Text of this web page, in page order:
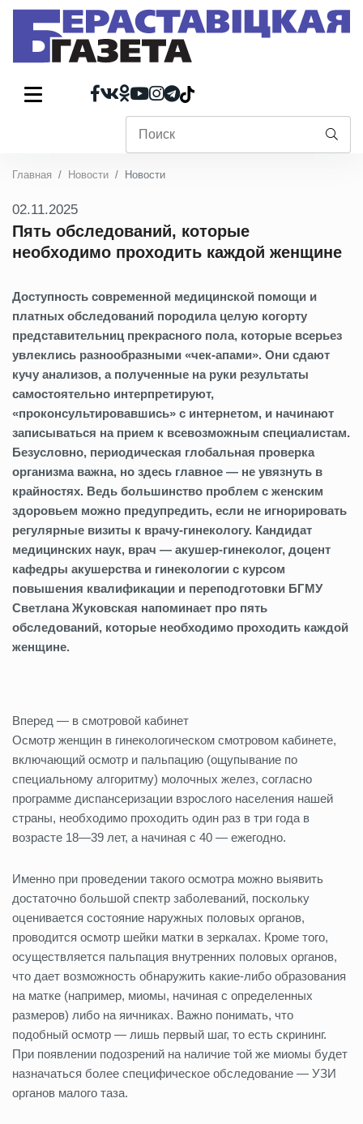
Главная Новости Новости
02.11.2025
Пять обследований, которые
необходимо проходить каждой женщине
Доступность современной медицинской помощи и
платных обследований породила целую когорту
представительниц прекрасного пола, которые всерьез
увлеклись разнообразными «чек-апами». Они сдают
кучу анализов, а полученные на руки результаты
самостоятельно интерпретируют,
«проконсультировавшись» с интернетом, и начинают
записываться на прием к всевозможным специалистам.
Безусловно, периодическая глобальная проверка
организма важна, но здесь главное — не увязнуть в
крайностях. Ведь большинство проблем с женским
здоровьем можно предупредить, если не игнорировать
регулярные визиты к врачу-гинекологу. Кандидат
медицинских наук, врач — акушер-гинеколог, доцент
кафедры акушерства и гинекологии с курсом
повышения квалификации и переподготовки БГМУ
Светлана Жуковская напоминает про пять
обследований, которые необходимо проходить каждой
женщине.
Вперед — в смотровой кабинет
Осмотр женщин в гинекологическом смотровом кабинете,
включающий осмотр и пальпацию (ощупывание по
специальному алгоритму) молочных желез, согласно
программе диспансеризации взрослого населения нашей
страны, необходимо проходить один раз в три года в
возрасте 18—39 лет, а начиная с 40 — ежегодно.
Именно при проведении такого осмотра можно выявить
достаточно большой спектр заболеваний, поскольку
оценивается состояние наружных половых органов,
проводится осмотр шейки матки в зеркалах. Кроме того,
осуществляется пальпация внутренних половых органов,
что дает возможность обнаружить какие-либо образования
на матке (например, миомы, начиная с определенных
размеров) либо на яичниках. Важно понимать, что
подобный осмотр — лишь первый шаг, то есть скрининг.
При появлении подозрений на наличие той же миомы будет
назначаться более специфическое обследование — УЗИ
органов малого таза.